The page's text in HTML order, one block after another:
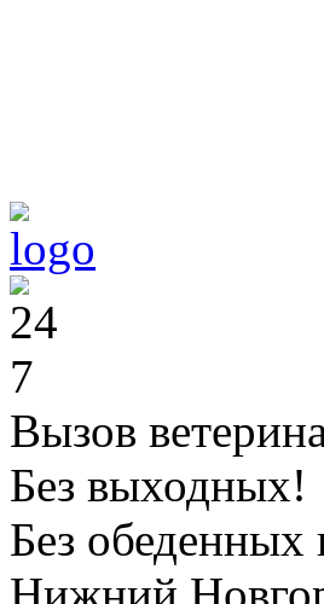
Вызов
Без выходных!
Без обеденных